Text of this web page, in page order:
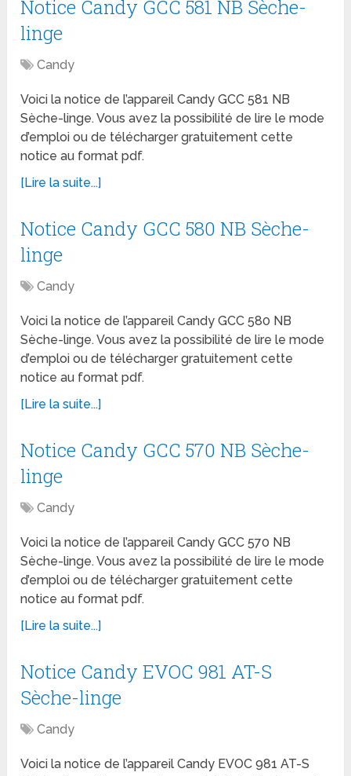
Notice Candy GCC 581 NB Sèche-
linge
Candy
Voici la notice de l’appareil Candy GCC 581 NB
Sèche-linge. Vous avez la possibilité de lire le mode
d’emploi ou de télécharger gratuitement cette
notice au format pdf.
[Lire la suite...]
Notice Candy GCC 580 NB Sèche-
linge
Candy
Voici la notice de l’appareil Candy GCC 580 NB
Sèche-linge. Vous avez la possibilité de lire le mode
d’emploi ou de télécharger gratuitement cette
notice au format pdf.
[Lire la suite...]
Notice Candy GCC 570 NB Sèche-
linge
Candy
Voici la notice de l’appareil Candy GCC 570 NB
Sèche-linge. Vous avez la possibilité de lire le mode
d’emploi ou de télécharger gratuitement cette
notice au format pdf.
[Lire la suite...]
Notice Candy EVOC 981 AT-S
Sèche-linge
Candy
Voici la notice de l’appareil Candy EVOC 981 AT-S